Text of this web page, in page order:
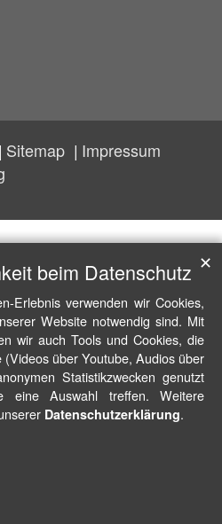
Sitemap
Impressum
beim Datenschutz
Erlebnis verwenden wir Cookies,
Website notwendig sind. Mit
wir auch Tools und Cookies, die
über Youtube, Audios über
Statistikzwecken genutzt
eine Auswahl treffen. Weitere
Datenschutzerklärung.
✕